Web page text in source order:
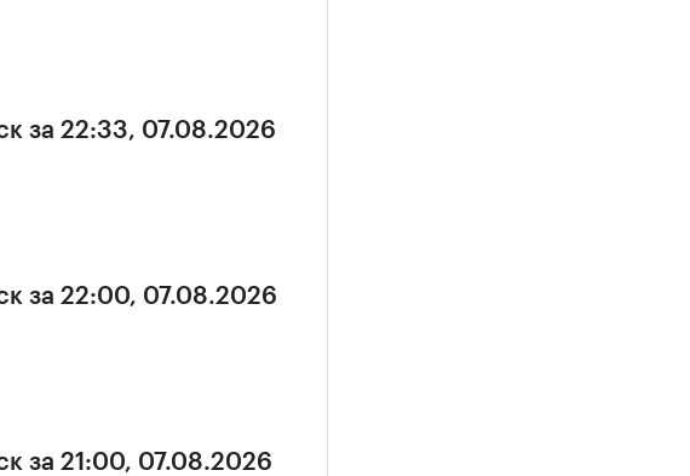
за 22:33, 07.08.2026
за 22:00, 07.08.2026
за 21:00, 07.08.2026